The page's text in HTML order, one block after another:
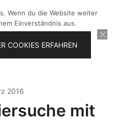
2016
mit
Wenn du die Website weiter
Einverständnis aus.
COOKIES ERFAHREN